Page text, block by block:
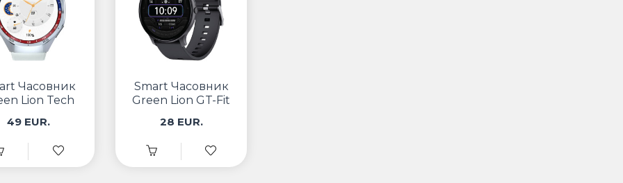
Часовник
Lion Tech
49 EUR.
Smart Часовник
Green Lion GT-Fit
28 EUR.